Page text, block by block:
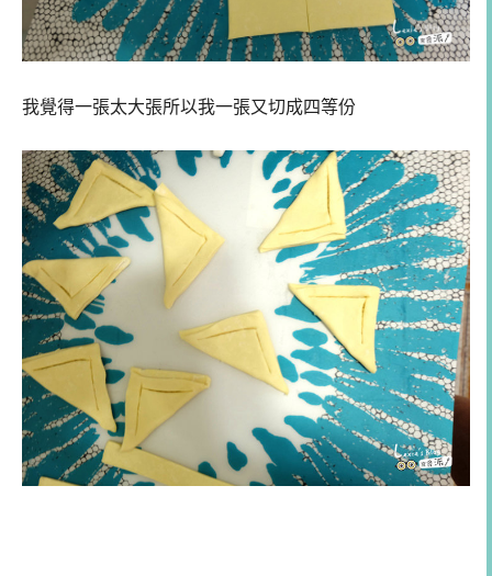
我覺得一張太大張所以我一張又切成四等份